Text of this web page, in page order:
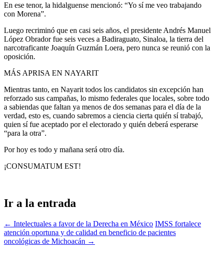
En ese tenor, la hidalguense mencionó: “Yo sí me veo trabajando
con Morena”.
Luego recriminó que en casi seis años, el presidente Andrés Manuel
López Obrador fue seis veces a Badiraguato, Sinaloa, la tierra del
narcotraficante Joaquín Guzmán Loera, pero nunca se reunió con la
oposición.
MÁS APRISA EN NAYARIT
Mientras tanto, en Nayarit todos los candidatos sin excepción han
reforzado sus campañas, lo mismo federales que locales, sobre todo
a sabiendas que faltan ya menos de dos semanas para el día de la
verdad, esto es, cuando sabremos a ciencia cierta quién sí trabajó,
quien sí fue aceptado por el electorado y quién deberá esperarse
“para la otra”.
Por hoy es todo y mañana será otro día.
¡CONSUMATUM EST!
Ir a la entrada
← Intelectuales a favor de la Derecha en México IMSS fortalece
atención oportuna y de calidad en beneficio de pacientes
oncológicas de Michoacán →